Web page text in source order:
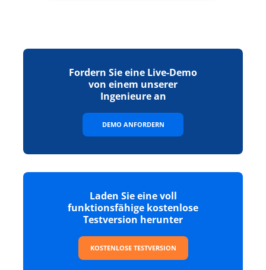
Fordern Sie eine Live-Demo
von einem unserer
Ingenieure an
DEMO ANFORDERN
Laden Sie eine voll
funktionsfähige kostenlose
Testversion herunter
KOSTENLOSE TESTVERSION